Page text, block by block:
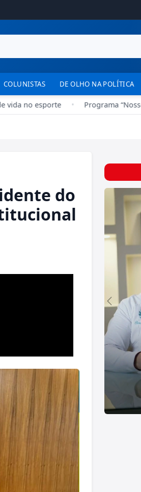
COLUNISTAS DE OLHO NA POLÍTICA
no esporte Programa
do